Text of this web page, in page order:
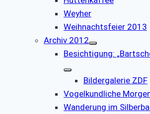
Weyher
Weihnachtsfeier 2013
Archiv 2012
Besichtigung:
Bildergalerie ZDF
Vogelkundliche
Wanderung im